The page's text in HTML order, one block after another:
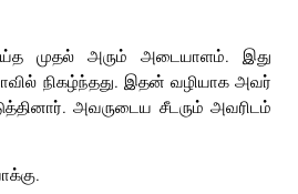
முதல் அரும் அடையாளம். இது
நிகழ்ந்தது. இதன் வழியாக அவர்
அவருடைய சீடரும் அவரிடம்